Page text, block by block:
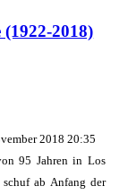
(1922-2018)
2018 20:35
95 Jahren in Los
schuf ab Anfang der